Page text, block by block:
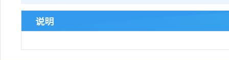
说明